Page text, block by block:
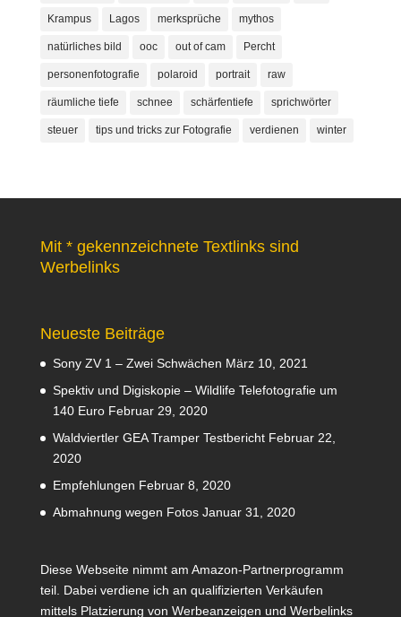
Krampus Lagos merksprüche mythos
natürliches bild ooc out of cam Percht
personenfotografie polaroid portrait raw
räumliche tiefe schnee schärfentiefe sprichwörter
steuer tips und tricks zur Fotografie verdienen winter
Mit * gekennzeichnete Textlinks sind
Werbelinks
Neueste Beiträge
Sony ZV 1 – Zwei Schwächen März 10, 2021
Spektiv und Digiskopie – Wildlife Telefotografie um
140 Euro Februar 29, 2020
Waldviertler GEA Tramper Testbericht Februar 22,
2020
Empfehlungen Februar 8, 2020
Abmahnung wegen Fotos Januar 31, 2020
Diese Webseite nimmt am Amazon-Partnerprogramm
teil. Dabei verdiene ich an qualifizierten Verkäufen
mittels Platzierung von Werbeanzeigen und Werbelinks